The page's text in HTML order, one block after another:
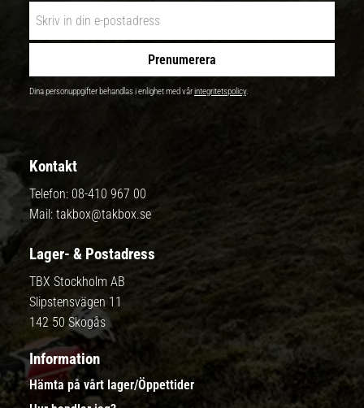
Prenumerera
Dina personuppgifter behandlas i enlighet med vårintegritetspolicy.
Kontakt
Telefon: 08-410 967 00
Mail: takbox@takbox.se
Lager- & Postadress
TBX Stockholm AB
Slipstensvägen 11
142 50 Skogås
Information
Hämta på vårt lager/Öppettider